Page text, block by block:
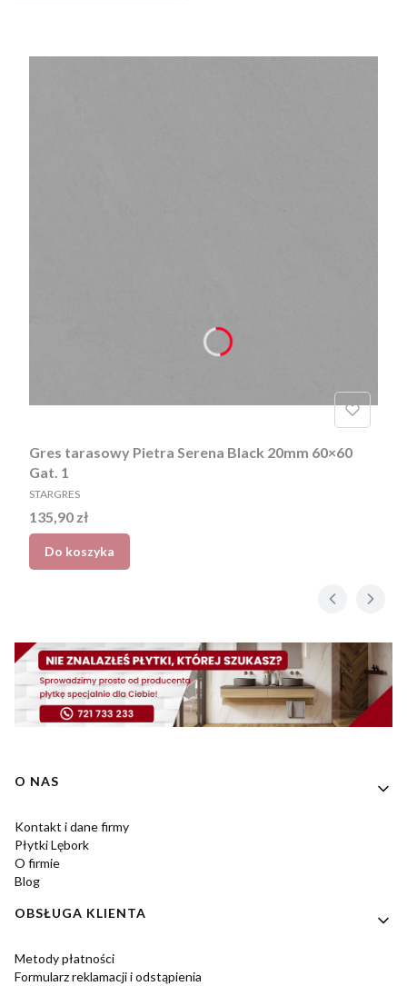
Gres tarasowy Pietra Serena Black 20mm 60×60
Gat. 1
PRODUCENT
STARGRES
Cena
135,90 zł
Do koszyka
Linki w stopce
O NAS
Kontakt i dane firmy
Płytki Lębork
O firmie
Blog
OBSŁUGA KLIENTA
Metody płatności
Formularz reklamacji i odstąpienia